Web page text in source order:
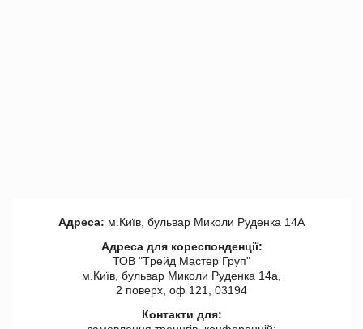
Адреса: м.Київ, бульвар Миколи Руденка 14А
Адреса для кореспонденції:
ТОВ "Tрейд Мастер Груп"
м.Київ, бульвар Миколи Руденка 14а,
2 поверх, оф 121, 03194
Контакти для: